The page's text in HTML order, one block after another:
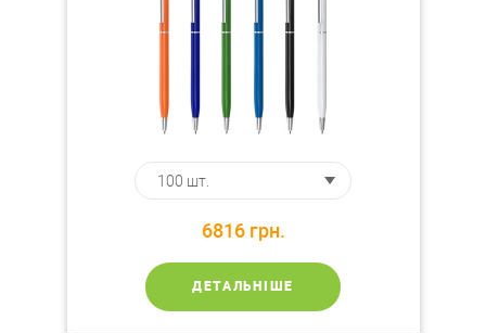
6816 грн.
ДЕТАЛЬНІШЕ